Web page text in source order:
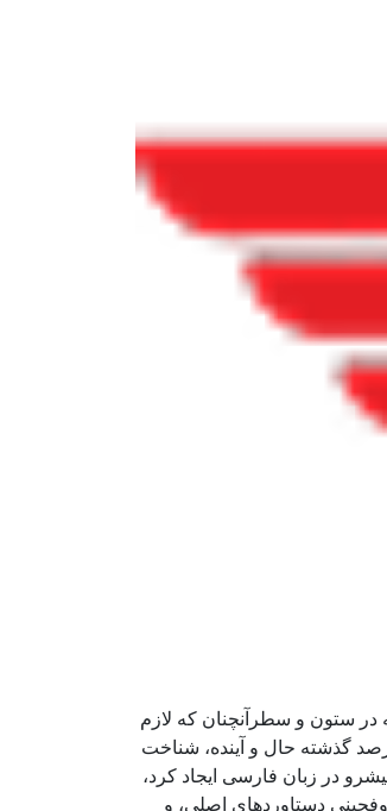
در ستون و سطرآنچنان که لازم
گذشته حال و آینده، شناخت
در زبان فارسی ایجاد کرد،
دستاوردهای اصلی، و